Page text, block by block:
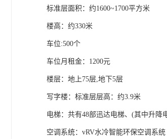
标准层面积：约1600~1700平方米
楼高：约330米
车位:500个
车位月租金：1200元
楼层：地上75层,地下5层
写字楼：标准层层高：约3.9米
电梯：共有48部迅达电梯、(其中升降
空调系统：vRV水冷智能环保空调系统